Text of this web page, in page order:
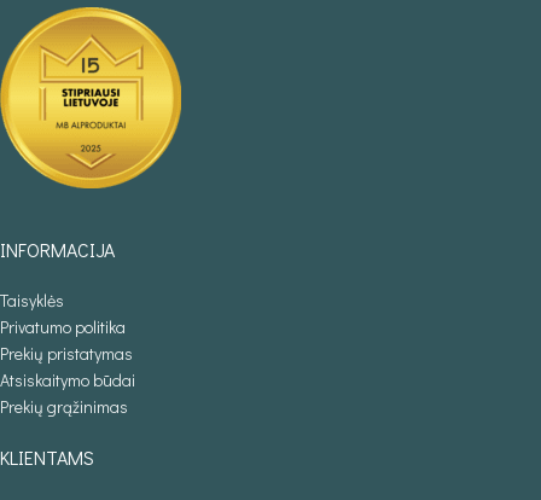
INFORMACIJA
Taisyklės
Privatumo politika
Prekių pristatymas
Atsiskaitymo būdai
Prekių grąžinimas
KLIENTAMS